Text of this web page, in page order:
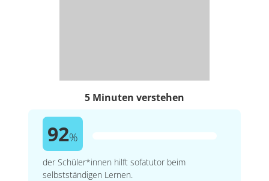
5 Minuten verstehen
92%
der Schüler*innen hilft sofatutor beim
selbstständigen Lernen.